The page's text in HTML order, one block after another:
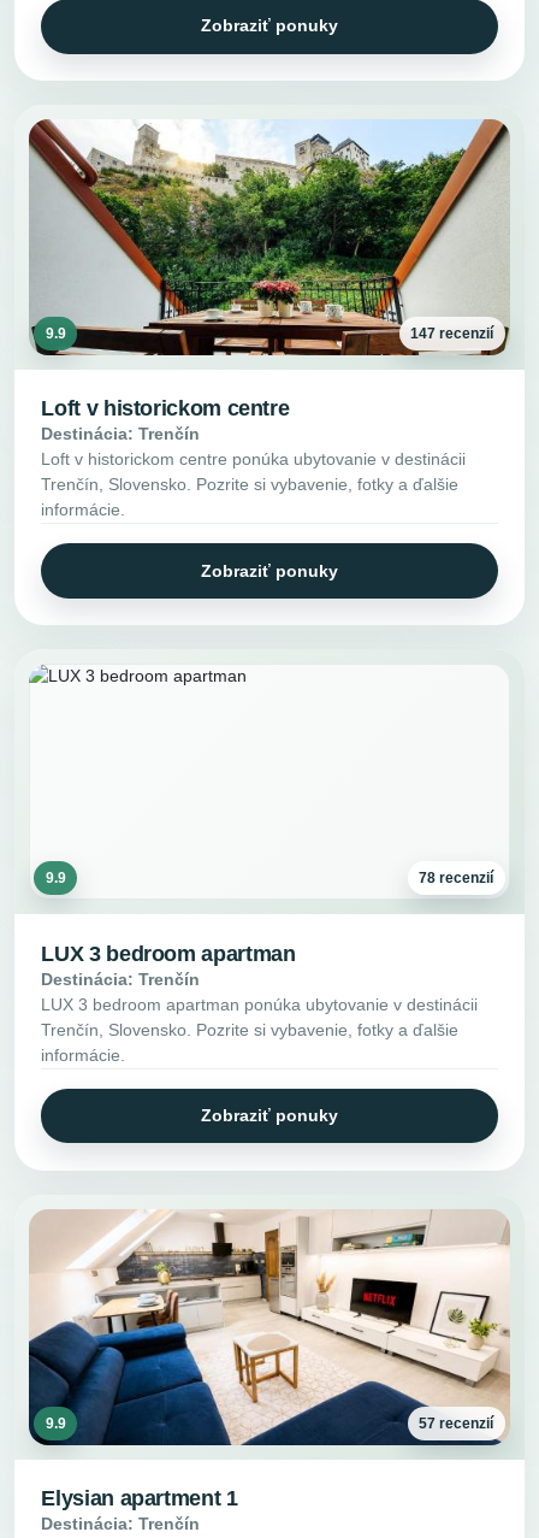
Zobraziť ponuky
9.9 147 recenzií
Loft v historickom centre
Destinácia: Trenčín
Loft v historickom centre ponúka ubytovanie v destinácii
Trenčín, Slovensko. Pozrite si vybavenie, fotky a ďalšie
informácie.
Zobraziť ponuky
9.9 78 recenzií
LUX 3 bedroom apartman
Destinácia: Trenčín
LUX 3 bedroom apartman ponúka ubytovanie v destinácii
Trenčín, Slovensko. Pozrite si vybavenie, fotky a ďalšie
informácie.
Zobraziť ponuky
9.9 57 recenzií
Elysian apartment 1
Destinácia: Trenčín